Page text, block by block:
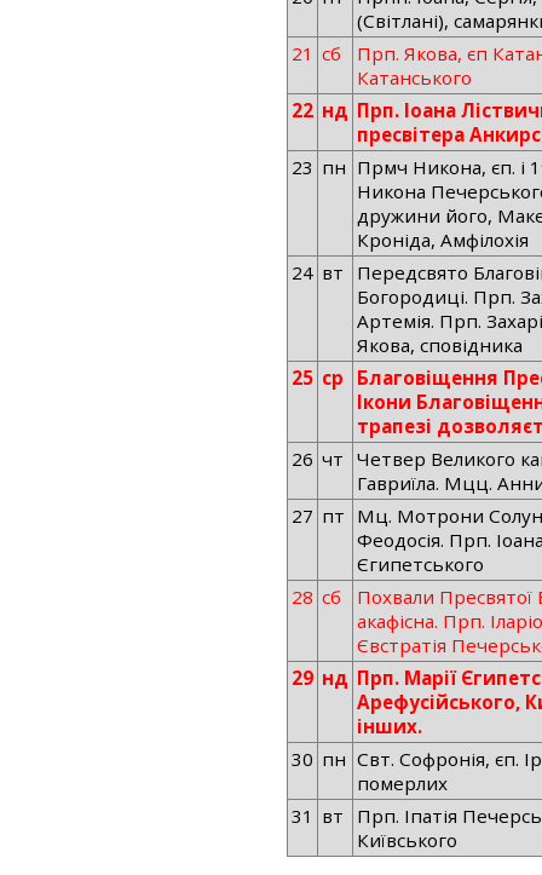
(Світлані),
21 сб
Прп. Якова, єп
Катанського
22 нд Прп. Іоана
пресвітера
23 пн Прмч Никона, єп. і
Никона
дружини його,
Кроніда, Амфілохія
24 вт
Передсвято
Богородиці. Прп.
Артемія. Прп.
Якова, сповідника
25 ср
Благовіщення
Ікони
трапезі
26 чт
Четвер Великого
Гавриїла. Мцц.
27 пт Мц. Мотрони
Феодосія. Прп.
Єгипетського
28 сб
Похвали Пресвятої
акафісна. Прп.
Євстратія
29 нд Прп. Марії
Арефусійського,
інших.
30 пн Свт. Софронія, єп.
померлих
31 вт
Прп. Іпатія
Київського